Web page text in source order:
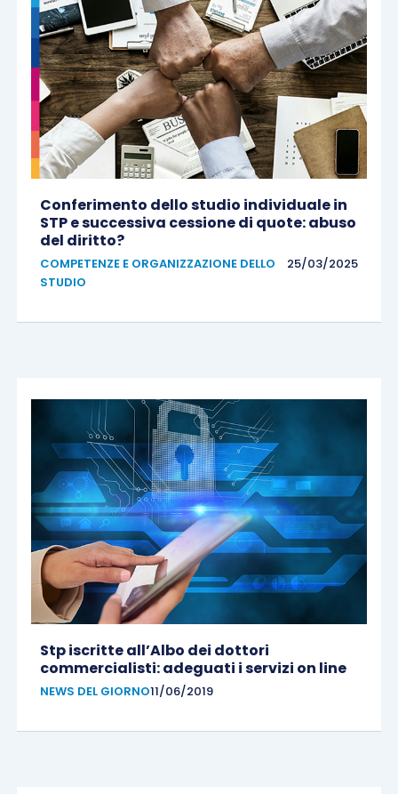
Conferimento dello studio individuale in
STP e successiva cessione di quote: abuso
del diritto?
COMPETENZE E ORGANIZZAZIONE DELLO
STUDIO
25/03/2025
Stp iscritte all’Albo dei dottori
commercialisti: adeguati i servizi on line
NEWS DEL GIORNO11/06/2019